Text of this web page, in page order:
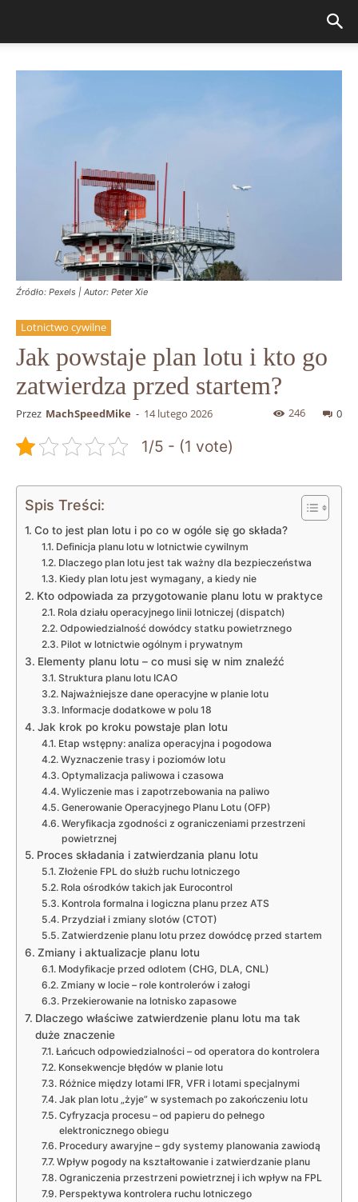
Źródło: Pexels | Autor: Peter Xie
Lotnictwo cywilne
Jak powstaje plan lotu i kto go
zatwierdza przed startem?
Przez MachSpeedMike - 14 lutego 2026 0
246
1/5 - (1 vote)
Spis Treści:
Co to jest plan lotu i po co w ogóle się go składa?
Definicja planu lotu w lotnictwie cywilnym
Dlaczego plan lotu jest tak ważny dla bezpieczeństwa
Kiedy plan lotu jest wymagany, a kiedy nie
Kto odpowiada za przygotowanie planu lotu w praktyce
Rola działu operacyjnego linii lotniczej (dispatch)
Odpowiedzialność dowódcy statku powietrznego
Pilot w lotnictwie ogólnym i prywatnym
Elementy planu lotu – co musi się w nim znaleźć
Struktura planu lotu ICAO
Najważniejsze dane operacyjne w planie lotu
Informacje dodatkowe w polu 18
Jak krok po kroku powstaje plan lotu
Etap wstępny: analiza operacyjna i pogodowa
Wyznaczenie trasy i poziomów lotu
Optymalizacja paliwowa i czasowa
Wyliczenie mas i zapotrzebowania na paliwo
Generowanie Operacyjnego Planu Lotu (OFP)
Weryfikacja zgodności z ograniczeniami przestrzeni
powietrznej
Proces składania i zatwierdzania planu lotu
Złożenie FPL do służb ruchu lotniczego
Rola ośrodków takich jak Eurocontrol
Kontrola formalna i logiczna planu przez ATS
Przydział i zmiany slotów (CTOT)
Zatwierdzenie planu lotu przez dowódcę przed startem
Zmiany i aktualizacje planu lotu
Modyfikacje przed odlotem (CHG, DLA, CNL)
Zmiany w locie – role kontrolerów i załogi
Przekierowanie na lotnisko zapasowe
Dlaczego właściwe zatwierdzenie planu lotu ma tak
duże znaczenie
Łańcuch odpowiedzialności – od operatora do kontrolera
Konsekwencje błędów w planie lotu
Różnice między lotami IFR, VFR i lotami specjalnymi
Jak plan lotu „żyje” w systemach po zakończeniu lotu
Cyfryzacja procesu – od papieru do pełnego
elektronicznego obiegu
Procedury awaryjne – gdy systemy planowania zawiodą
Wpływ pogody na kształtowanie i zatwierdzanie planu
Ograniczenia przestrzeni powietrznej i ich wpływ na FPL
Perspektywa kontrolera ruchu lotniczego